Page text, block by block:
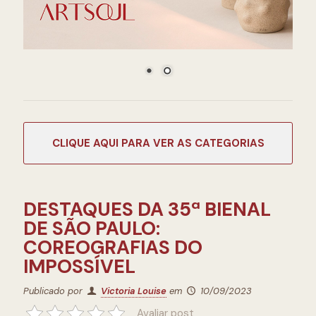
DESTAQUES DA 35ª BIENAL
DE SÃO PAULO:
COREOGRAFIAS DO
IMPOSSÍVEL
Publicado por Victoria Louise em 10/09/2023
Avaliar post
CATEGORIAS